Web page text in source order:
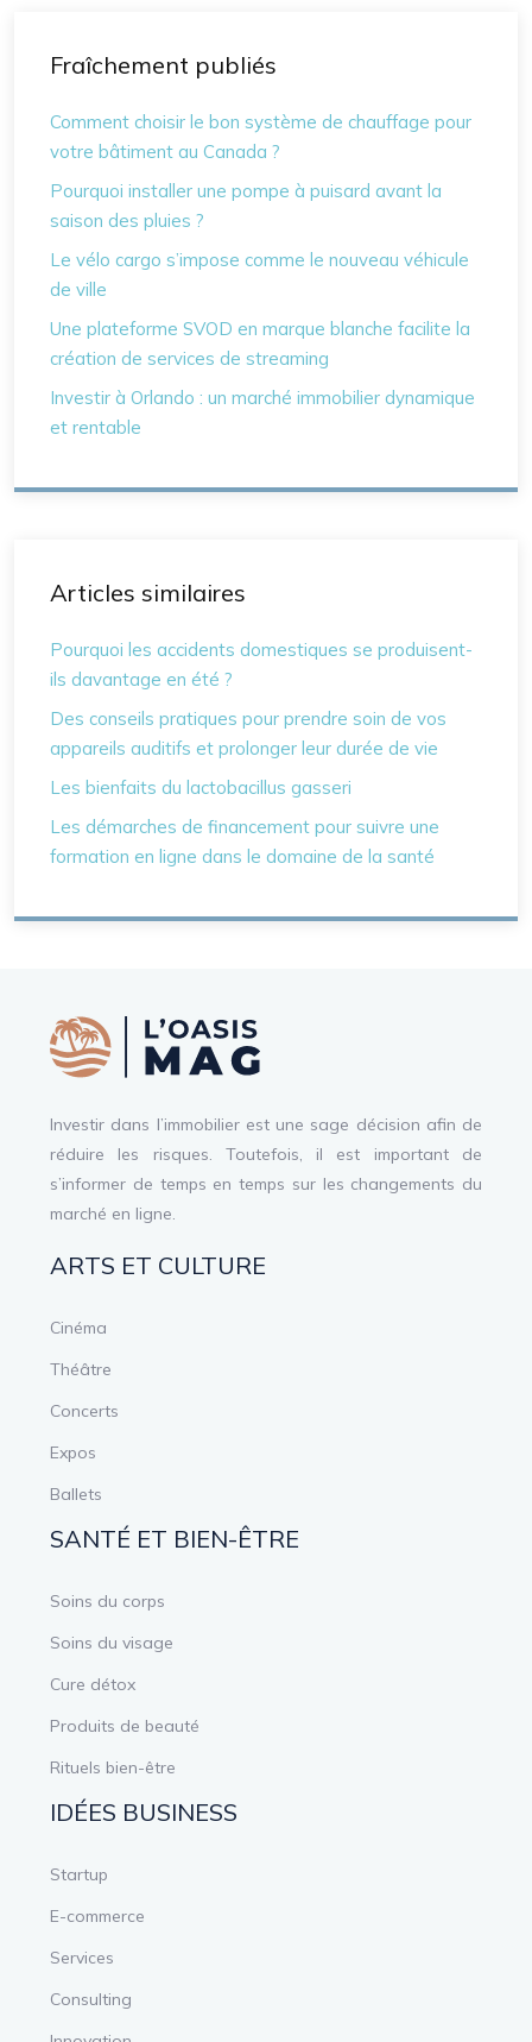
Fraîchement publiés
Comment choisir le bon système de chauffage pour
votre bâtiment au Canada ?
Pourquoi installer une pompe à puisard avant la
saison des pluies ?
Le vélo cargo s’impose comme le nouveau véhicule
de ville
Une plateforme SVOD en marque blanche facilite la
création de services de streaming
Investir à Orlando : un marché immobilier dynamique
et rentable
Articles similaires
Pourquoi les accidents domestiques se produisent-
ils davantage en été ?
Des conseils pratiques pour prendre soin de vos
appareils auditifs et prolonger leur durée de vie
Les bienfaits du lactobacillus gasseri
Les démarches de financement pour suivre une
formation en ligne dans le domaine de la santé
Investir dans l’immobilier est une sage décision afin de
réduire les risques. Toutefois, il est important de
s’informer de temps en temps sur les changements du
marché en ligne.
ARTS ET CULTURE
Cinéma
Théâtre
Concerts
Expos
Ballets
SANTÉ ET BIEN-ÊTRE
Soins du corps
Soins du visage
Cure détox
Produits de beauté
Rituels bien-être
IDÉES BUSINESS
Startup
E-commerce
Services
Consulting